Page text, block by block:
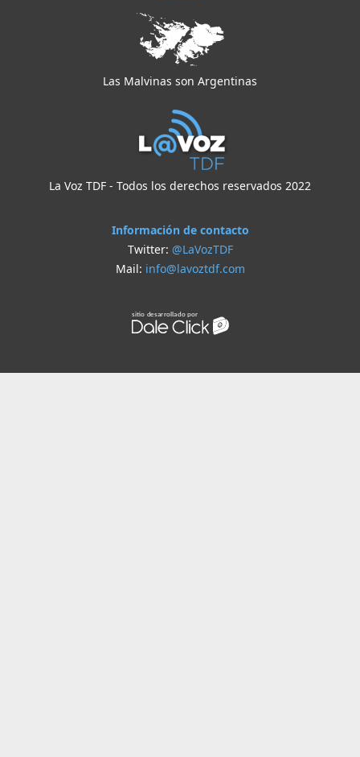
Las Malvinas son Argentinas
La Voz TDF - Todos los derechos reservados 2022
Información de contacto
Twitter: @LaVozTDF
Mail: info@lavoztdf.com